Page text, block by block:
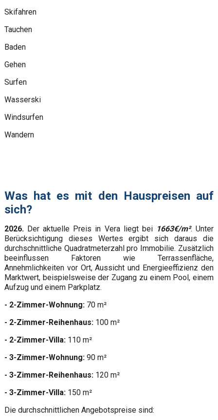
Skifahren
Tauchen
Baden
Gehen
Surfen
Wasserski
Windsurfen
Wandern
Was hat es mit den Hauspreisen auf
sich?
2026.Der aktuelle Preis in Vera liegt bei 1663€/m². Unter
Berücksichtigung dieses Wertes ergibt sich daraus die
durchschnittliche Quadratmeterzahl pro Immobilie. Zusätzlich
beeinflussen Faktoren wie Terrassenfläche,
Annehmlichkeiten vor Ort, Aussicht und Energieeffizienz den
Marktwert, beispielsweise der Zugang zu einem Pool, einem
Aufzug und einem Parkplatz.
- 2-Zimmer-Wohnung: 70 m²
- 2-Zimmer-Reihenhaus: 100 m²
- 2-Zimmer-Villa:110 m²
- 3-Zimmer-Wohnung: 90 m²
- 3-Zimmer-Reihenhaus:120 m²
- 3-Zimmer-Villa:150 m²
Die durchschnittlichen Angebotspreise sind: